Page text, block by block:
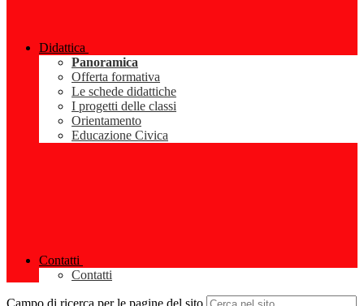
Didattica
Panoramica
Offerta formativa
Le schede didattiche
I progetti delle classi
Orientamento
Educazione Civica
Contatti
Contatti